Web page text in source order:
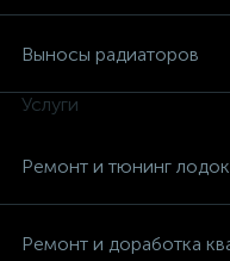
Выносы радиаторов
Услуги
Ремонт и тюнинг
Ремонт и доработка